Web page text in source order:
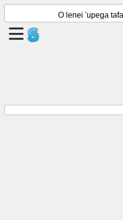
Fausia
O lenei 'upega